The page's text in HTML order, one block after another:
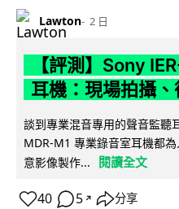
Lawton 2 日
【評測】Sony
耳機：現場拍攝
談到專業混音專用的聲音監聽
MDR-M1 專業錄音室耳機都
意影像製作...
閱讀全文
40 5 ↗ 分享